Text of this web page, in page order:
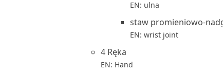
EN: ulna
staw promieniowo-
EN: wrist joint
4 Ręka
EN: Hand